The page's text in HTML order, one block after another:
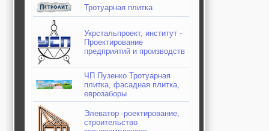
Тротуарная плитка
Укрстальпроект, институт -
Проектирование
предприятий и производств
ЧП Пузенко Тротуарная
плитка, фасадная плитка,
еврозаборы
Элеватор -роектирование,
строительство